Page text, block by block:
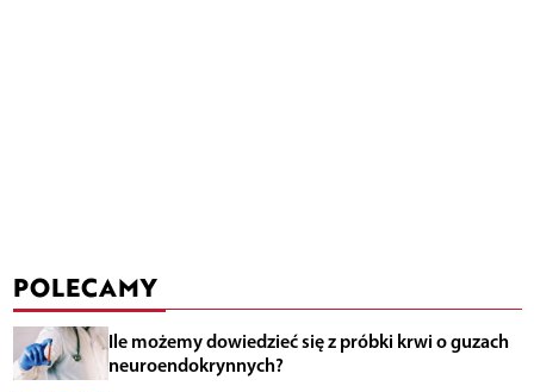
POLECAMY
Ile możemy dowiedzieć się z próbki krwi o guzach
neuroendokrynnych?